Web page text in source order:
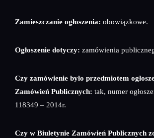
Zamieszczanie ogłoszenia: obowiązkowe.
Ogłoszenie dotyczy: zamówienia
Czy zamówienie było przedmiotem
Zamówień Publicznych: tak, numer
118349 – 2014r.
Czy w Biuletynie Zamówień Publicznych